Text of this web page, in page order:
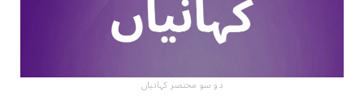
دو سو مختصر کہانیاں